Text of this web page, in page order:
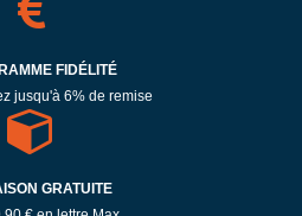
FIDÉLITÉ
jusqu'à 6% de remise
GRATUITE